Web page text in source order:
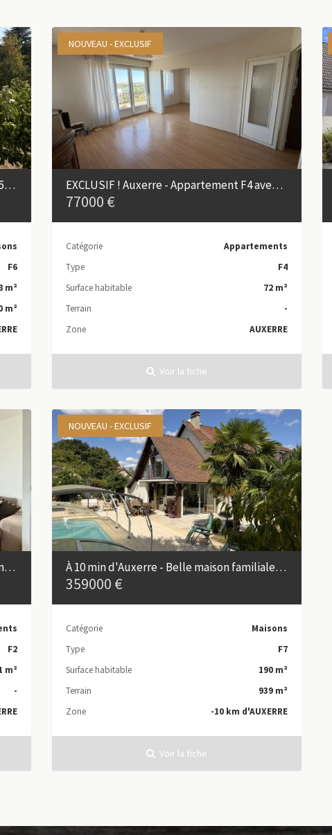
À 10 min d'Auxerre - Maison familiale de 158 m² dans un bourg avec commerces
F6
m²
m²
NOUVEAU - EXCLUSIF
EXCLUSIF ! Auxerre - Appartement F4 avec balcon et ascenseur
77000 €
Catégorie
Appartements
Type
F4
Surface habitable
72 m²
Terrain
-
Zone
AUXERRE
Voir la fiche
Auxerre - Bel appartement F2 avec balcon, garage et ascenseur
F2
m²
-
NOUVEAU - EXCLUSIF
À 10 min d'Auxerre - Belle maison familiale avec piscine
359000 €
Catégorie
Maisons
Type
F7
Surface habitable
190 m²
Terrain
939 m²
Zone
-10 km d'AUXERRE
Voir la fiche